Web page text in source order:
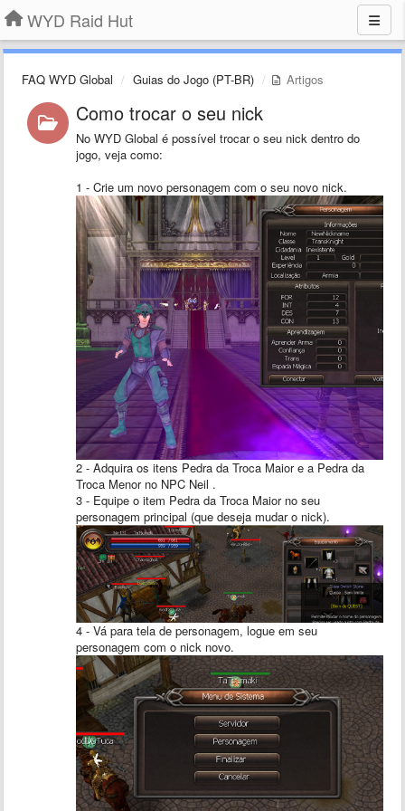
WYD Raid Hut
FAQ WYD Global Guias do Jogo (PT-BR) Artigos
Como trocar o seu nick
No WYD Global é possível trocar o seu nick dentro do
jogo, veja como:
1 - Crie um novo personagem com o seu novo nick.
2 - Adquira os itens Pedra da Troca Maior e a Pedra da
Troca Menor no NPC Neil .
3 - Equipe o item Pedra da Troca Maior no seu
personagem principal (que deseja mudar o nick).
4 - Vá para tela de personagem, logue em seu
personagem com o nick novo.